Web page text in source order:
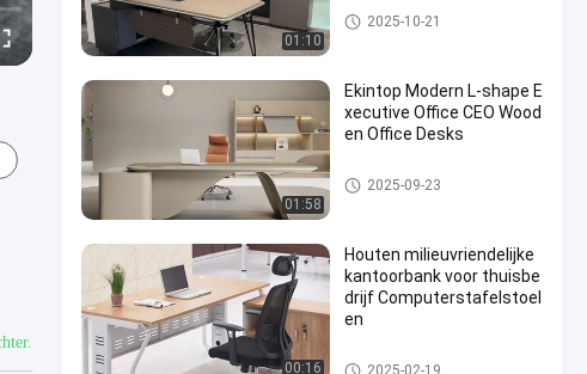
01:10
commercieel bureau
2025-10-21
01:58
Ekintop Modern L-shape E
xecutive Office CEO Wood
en Office Desks
commercieel bureau
2025-09-23
00:16
Houten milieuvriendelijke
kantoorbank voor thuisbe
drijf Computerstafelstoel
en
commercieel bureau
2025-02-19